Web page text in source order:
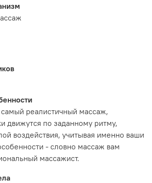
реалистичный массаж,
движутся по заданному ритму,
воздействия, учитывая именно ваши
- словно массаж вам
массажист.